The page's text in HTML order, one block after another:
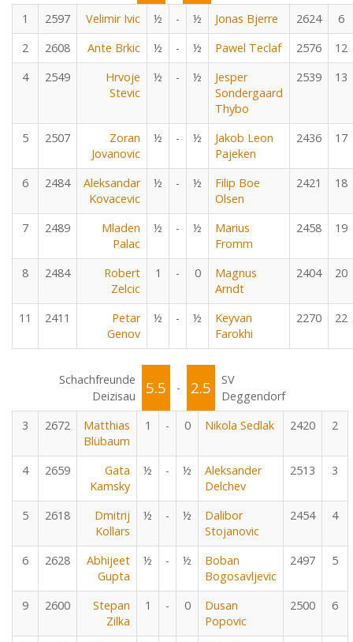
1
2597 Velimir Ivic ½ - ½ Jonas Bjerre 2624
6
2
2608 Ante Brkic ½ - ½ Pawel Teclaf 2576
12
4
2549
Hrvoje
Stevic
½ - ½
Jesper
Sondergaard
Thybo
2539 13
5 2507
Zoran
Jovanovic
½ - ½
Jakob Leon
Pajeken
2436 17
6 2484
Aleksandar
Kovacevic
½ - ½
Filip Boe
Olsen
2421 18
7 2489
Mladen
Palac
½ - ½
Marius
Fromm
2458 19
8 2484
Robert
Zelcic
1 - 0
Magnus
Arndt
2404 20
11 2411
Petar
Genov
½ - ½
Keyvan
Farokhi
2270 22
Schachfreunde
Deizisau
5.5 - 2.5
SV
Deggendorf
3
2672
Matthias
Blübaum
1 - 0 Nikola Sedlak 2420 2
4 2659
Gata
Kamsky
½ - ½
Aleksander
Delchev
2513 3
5 2618
Dmitrij
Kollars
½ - ½
Dalibor
Stojanovic
2454 4
6 2628
Abhijeet
Gupta
½ - ½
Boban
Bogosavljevic
2497 5
9 2600
Stepan
Zilka
1 - 0
Dusan
Popovic
2500 6